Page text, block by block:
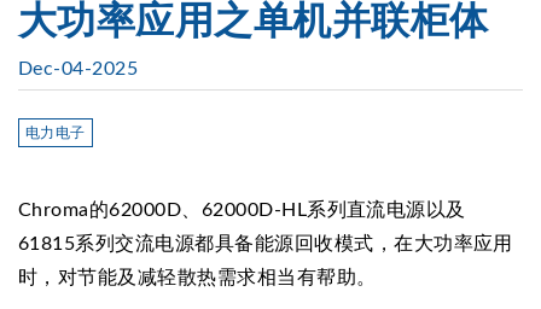
大功率应用之单机并联柜体
Dec-04-2025
电力电子
Chroma的62000D、62000D-HL系列直流电源以及
61815系列交流电源都具备能源回收模式，在大功率应用
时，对节能及减轻散热需求相当有帮助。